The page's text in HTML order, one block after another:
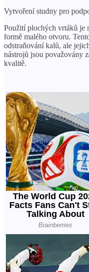
Vytvoření studny pro
Použití plochých vrtáků je
formě malého otvoru.
odstraňování kalů, ale
nástrojů jsou považovány
kvalitě.